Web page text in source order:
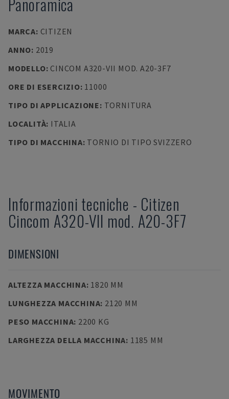
MARCA: CITIZEN
ANNO: 2019
MODELLO: CINCOM A320-VII MOD. A20-3F7
ORE DI ESERCIZIO: 11000
TIPO DI APPLICAZIONE: TORNITURA
LOCALITÀ: ITALIA
TIPO DI MACCHINA: TORNIO DI TIPO SVIZZERO
Informazioni tecniche - Citizen
Cincom A320-VII mod. A20-3F7
DIMENSIONI
ALTEZZA MACCHINA: 1820 MM
LUNGHEZZA MACCHINA: 2120 MM
PESO MACCHINA: 2200 KG
LARGHEZZA DELLA MACCHINA: 1185 MM
MOVIMENTO